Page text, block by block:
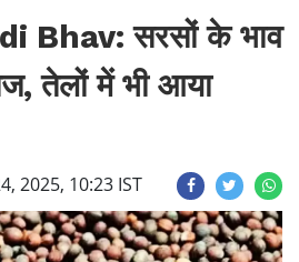
Bhav: सरसों के भाव
तेलों में भी आया
2025, 10:23 IST